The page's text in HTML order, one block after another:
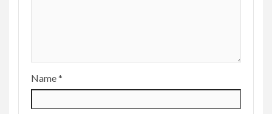
Name*